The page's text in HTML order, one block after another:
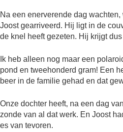
Na een enerverende dag
Joost gearriveerd. Hij ligt in de
de knel heeft gezeten. Hij krijgt
Ik heb alleen nog maar een
pond en tweehonderd gram! Een
beer in de familie gehad en dat
Onze dochter heeft, na een dag
zonde van al dat werk. En Joost
es van tevoren.